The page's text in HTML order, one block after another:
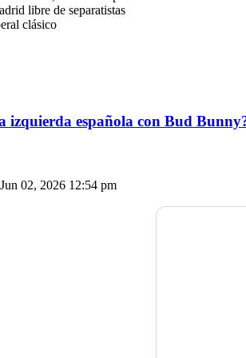
libre de separatistas
clásico
izquierda española con Bud
02, 2026 12:54 pm